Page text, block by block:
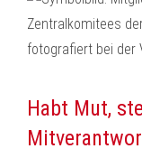
Habt Mut,